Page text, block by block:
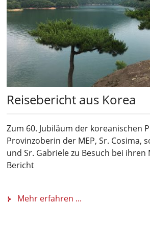
Reisebericht aus Korea
Zum 60. Jubiläum der koreanischen
Provinzoberin der MEP, Sr. Cosima,
und Sr. Gabriele zu Besuch bei ihren
Bericht
Mehr erfahren ...